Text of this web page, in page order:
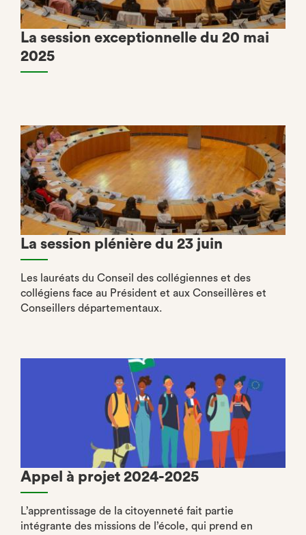
La session exceptionnelle du 20 mai
2025
La session plénière du 23 juin
Les lauréats du Conseil des collégiennes et des
collégiens face au Président et aux Conseillères et
Conseillers départementaux.
Appel à projet 2024-2025
L’apprentissage de la citoyenneté fait partie
intégrante des missions de l’école, qui prend en